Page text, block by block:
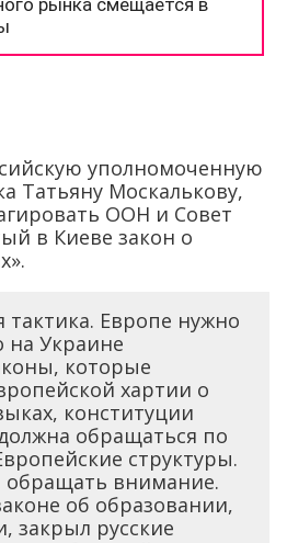
уполномоченную
Татьяну Москалькову,
ООН и Совет
в Киеве закон о
тактика. Европе нужно
на Украине
которые
хартии о
конституции
обращаться по
структуры.
обращать внимание.
об образовании,
закрыл русские